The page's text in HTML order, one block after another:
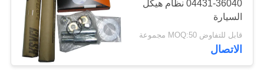
رقابة
جودة
04431-36040 نظام هيكل
السيارة
قابل للتفاوض MOQ:50 مجموعة
الاتصال